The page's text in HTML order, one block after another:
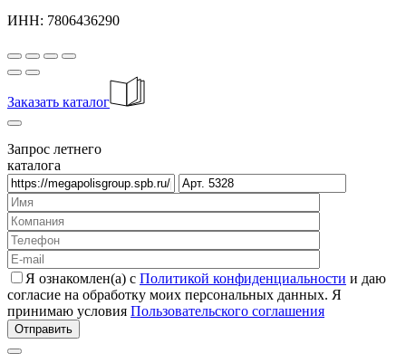
ИНН: 7806436290
Заказать каталог
Запрос летнего
каталога
Я ознакомлен(а) с Политикой конфиденциальности и даю
согласие на обработку моих персональных данных. Я
принимаю условия Пользовательского соглашения